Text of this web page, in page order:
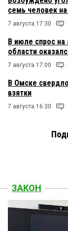
семь человек
7 августа 17:30
В июле спрос
области
7 августа 17:00
В Омске
взятки
7 августа 16:30
ЗАКОН